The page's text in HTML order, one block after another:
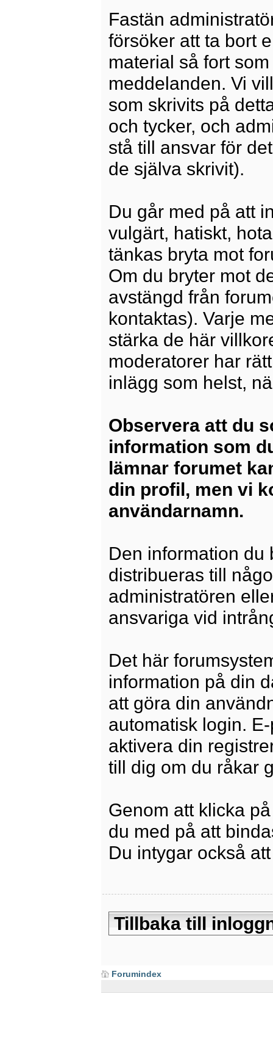
Fastän
försöker att ta bort
material så fort
meddelanden. Vi
som skrivits på
och tycker, och
stå till ansvar för
de själva skrivit).
Du går med på att
vulgärt, hatiskt,
tänkas bryta mot
Om du bryter mot
avstängd från
kontaktas). Varje
stärka de här
moderatorer har
inlägg som helst,
Observera att du
information som
lämnar forumet
din profil, men vi
användarnamn.
Den information du
distribueras till
administratören
ansvariga vid
Det här
information på din
att göra din
automatisk login.
aktivera din
till dig om du råkar
Genom att klicka
du med på att
Du intygar också
Tillbaka till
Forumindex